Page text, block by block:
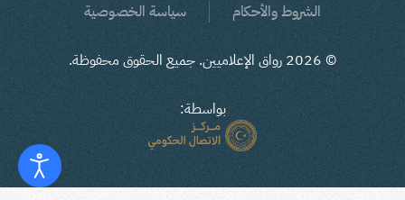
الشروط والأحكام سياسة الخصوصية
©
2026 رواق الإعلاميين. جميع الحقوق محفوظة.
بواسطة: